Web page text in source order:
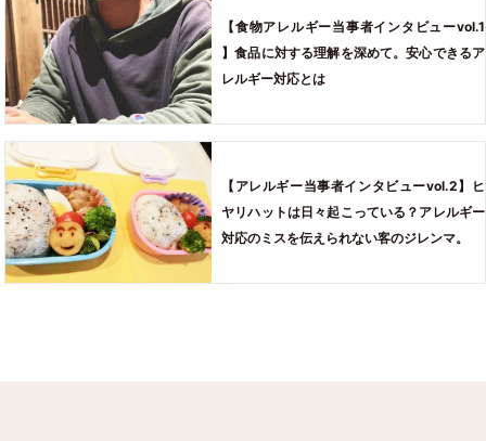
【食物アレルギー当事者インタビューvol.1
】食品に対する理解を深めて。安心できるア
レルギー対応とは
【アレルギー当事者インタビューvol.2】ヒ
ヤリハットは日々起こっている？アレルギー
対応のミスを伝えられない客のジレンマ。